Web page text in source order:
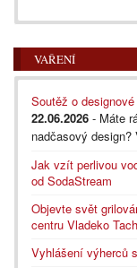
VAŘENÍ
Soutěž o
22.06.2026 - Máte
nadčasový design?
Jak vzít perlivou
od SodaStream
Objevte svět
centru Vladeko
Vyhlášení výherců